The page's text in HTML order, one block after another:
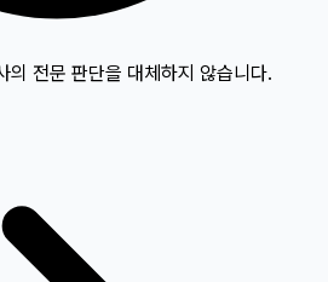
의 전문 판단을 대체하지 않습니다.